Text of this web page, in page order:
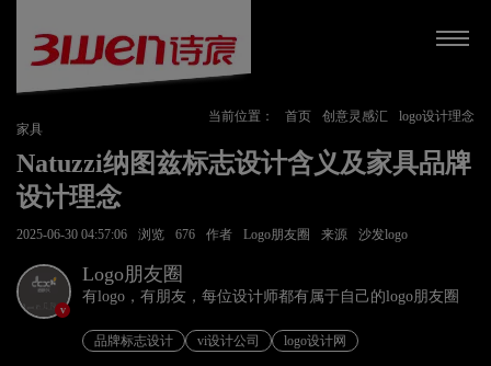
当前位置： 首页 创意灵感汇
logo设计理念
家具
Natuzzi纳图兹标志设计含义及家具品牌
设计理念
2025-06-30 04:57:06 浏览 676 作者 Logo朋友圈 来源 沙发logo
v
Logo朋友圈
有logo，有朋友，每位设计师都有属于自己的logo朋友圈
品牌标志设计 vi设计公司 logo设计网